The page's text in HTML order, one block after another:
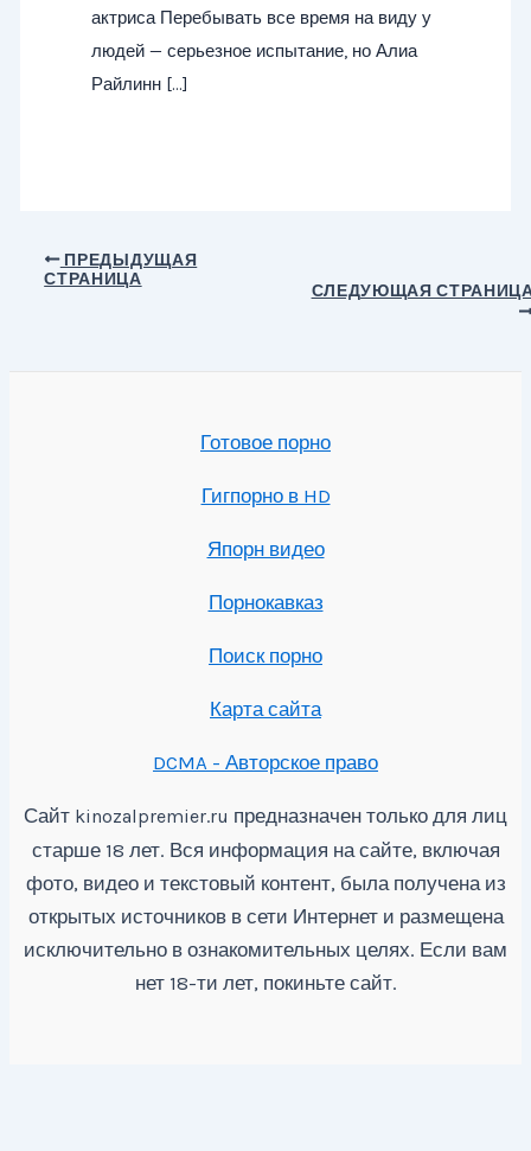
актриса Перебывать все время на виду у
людей — серьезное испытание, но Алиа
Райлинн […]
Навигация
ПРЕДЫДУЩАЯ
СТРАНИЦА
СЛЕДУЮЩАЯ
Готовое порно
Гигпорно в HD
Япорн видео
Порнокавказ
Поиск порно
Карта сайта
DCMA - Авторское право
Сайт kinozalpremier.ru предназначен только для лиц
старше 18 лет. Вся информация на сайте, включая
фото, видео и текстовый контент, была получена из
открытых источников в сети Интернет и размещена
исключительно в ознакомительных целях. Если вам
нет 18-ти лет, покиньте сайт.